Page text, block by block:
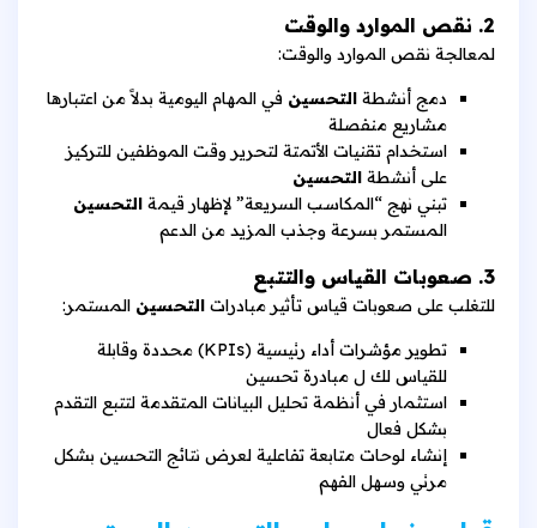
2. نقص الموارد والوقت
لمعالجة نقص الموارد والوقت:
دمج أنشطة التحسين في المهام اليومية بدلاً من اعتبارها
مشاريع منفصلة
استخدام تقنيات الأتمتة لتحرير وقت الموظفين للتركيز
على أنشطة التحسين
تبني نهج “المكاسب السريعة” لإظهار قيمة التحسين
المستمر بسرعة وجذب المزيد من الدعم
3. صعوبات القياس والتتبع
للتغلب على صعوبات قياس تأثير مبادرات التحسين المستمر:
تطوير مؤشرات أداء رئيسية (KPIs) محددة وقابلة
للقياس لك ل مبادرة تحسين
استثمار في أنظمة تحليل البيانات المتقدمة لتتبع التقدم
بشكل فعال
إنشاء لوحات متابعة تفاعلية لعرض نتائج التحسين بشكل
مرئي وسهل الفهم